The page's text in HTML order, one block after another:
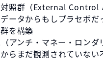
照群（External Control
タからもしプラセボだ
を構築
アンチ・マネー・ロン
まだ観測されていない